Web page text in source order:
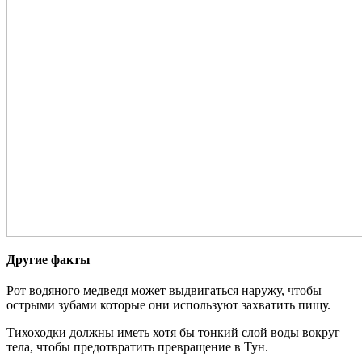
Другие факты
Рот водяного медведя может выдвигаться наружу, чтобы
острыми зубами которые они используют захватить пищу.
Тихоходки должны иметь хотя бы тонкий слой воды вокруг
тела, чтобы предотвратить превращение в Тун.